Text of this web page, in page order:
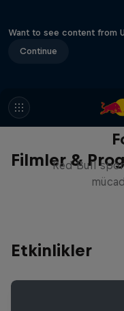
Want to see content from
Continue
Filmler &
Red Bull
Etkinlikler